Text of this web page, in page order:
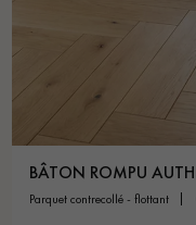
BÂTON ROMPU
parquet contrecollé - flottant